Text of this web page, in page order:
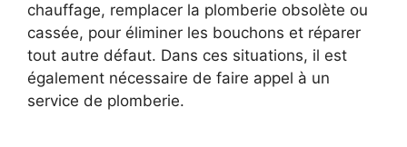
chauffage, remplacer la plomberie obsolète ou
cassée, pour éliminer les bouchons et réparer
tout autre défaut. Dans ces situations, il est
également nécessaire de faire appel à un
service de plomberie.